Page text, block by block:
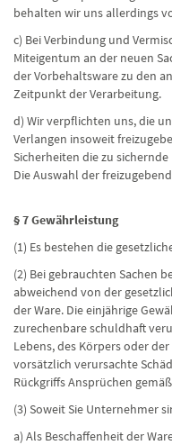
behalten wir uns allerdings
c) Bei Verbindung und
Miteigentum an der neuen
der Vorbehaltsware zu den
Zeitpunkt der Verarbeitung.
d) Wir verpflichten uns, die
Verlangen insoweit
Sicherheiten die zu
Die Auswahl der
§ 7 Gewährleistung
(1) Es bestehen die
(2) Bei gebrauchten Sachen
abweichend von der
der Ware. Die einjährige
zurechenbare schuldhaft
Lebens, des Körpers oder
vorsätzlich verursachte
Rückgriffs Ansprüchen gemäß
(3) Soweit Sie Unternehmer
a) Als Beschaffenheit der